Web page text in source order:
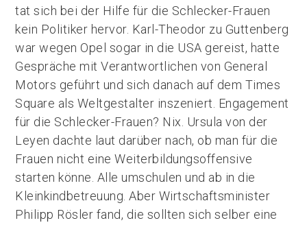
tat sich bei der Hilfe für die Schlecker-Frauen
kein Politiker hervor. Karl-Theodor zu Guttenberg
war wegen Opel sogar in die USA gereist, hatte
Gespräche mit Verantwortlichen von General
Motors geführt und sich danach auf dem Times
Square als Weltgestalter inszeniert. Engagement
für die Schlecker-Frauen? Nix. Ursula von der
Leyen dachte laut darüber nach, ob man für die
Frauen nicht eine Weiterbildungsoffensive
starten könne. Alle umschulen und ab in die
Kleinkindbetreuung. Aber Wirtschaftsminister
Philipp Rösler fand, die sollten sich selber eine